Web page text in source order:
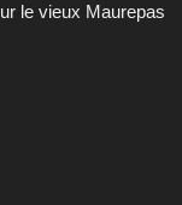
le vieux Maurepas